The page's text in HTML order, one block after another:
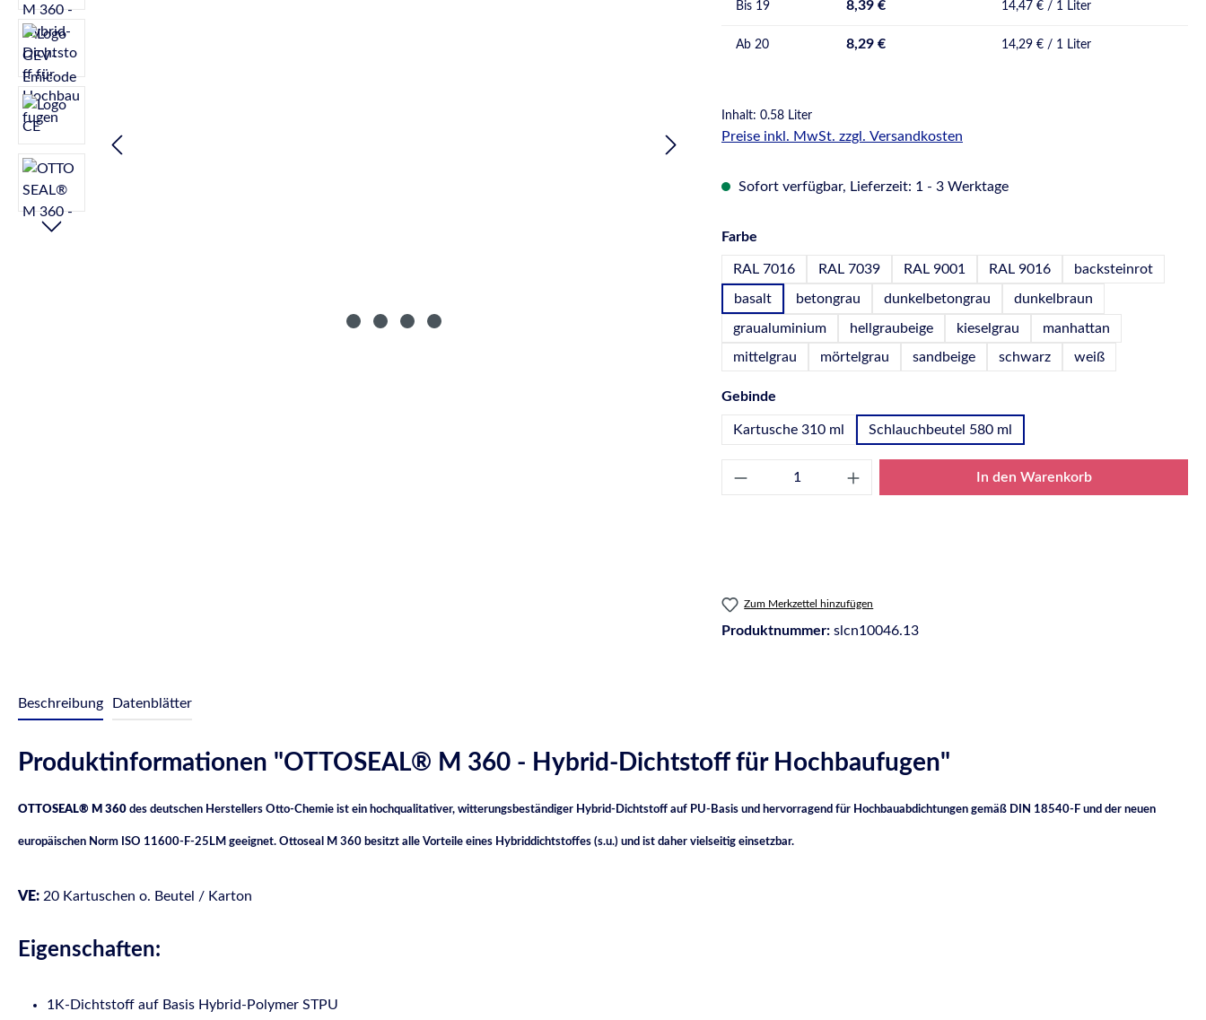
Bis 19 8,39 € 14,47 € / 1 Liter
Ab 20 8,29 € 14,29 € / 1 Liter
Inhalt: 0.58 Liter
Preise inkl. MwSt. zzgl. Versandkosten
Sofort verfügbar, Lieferzeit: 1 - 3 Werktage
Farbe
RAL 7016 RAL 7039 RAL 9001 RAL 9016 backsteinrot
basalt betongrau dunkelbetongrau dunkelbraun
graualuminium hellgraubeige kieselgrau
manhattan
mittelgrau
mörtelgrau sandbeige schwarz weiß
Gebinde
Kartusche 310 ml Schlauchbeutel 580 ml
Produkt Anzahl: Gib den gewünschten Wert ein
In den Warenkorb
Zum Merkzettel hinzufügen
Produktnummer: slcn10046.13
Beschreibung Datenblätter
Produktinformationen "OTTOSEAL® M 360 - Hybrid-Dichtstoff für Hochbaufugen"
OTTOSEAL® M 360 des deutschen Herstellers Otto-Chemie ist ein hochqualitativer, witterungsbeständiger Hybrid-Dichtstoff auf PU-Basis und hervorragend für Hochbauabdichtungen gemäß DIN 18540-F und der neuen
europäischen Norm ISO 11600-F-25LM geeignet. Ottoseal M 360 besitzt alle Vorteile eines Hybriddichtstoffes (s.u.) und ist daher vielseitig einsetzbar.
VE: 20 Kartuschen o. Beutel / Karton
Eigenschaften:
1K-Dichtstoff auf Basis Hybrid-Polymer STPU